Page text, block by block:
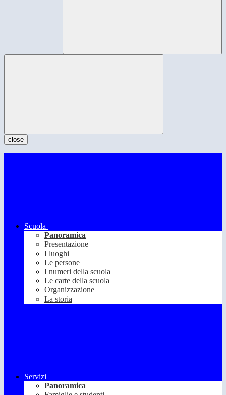
close
Scuola
Panoramica
Presentazione
I luoghi
Le persone
I numeri della scuola
Le carte della scuola
Organizzazione
La storia
Servizi
Panoramica